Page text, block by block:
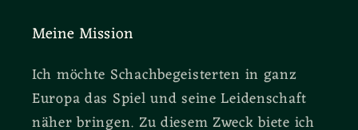
Meine Mission
Ich möchte Schachbegeisterten in ganz
Europa das Spiel und seine Leidenschaft
näher bringen. Zu diesem Zweck biete ich